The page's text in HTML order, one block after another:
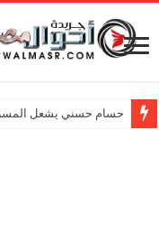
حسام حسني يشعل المسرح